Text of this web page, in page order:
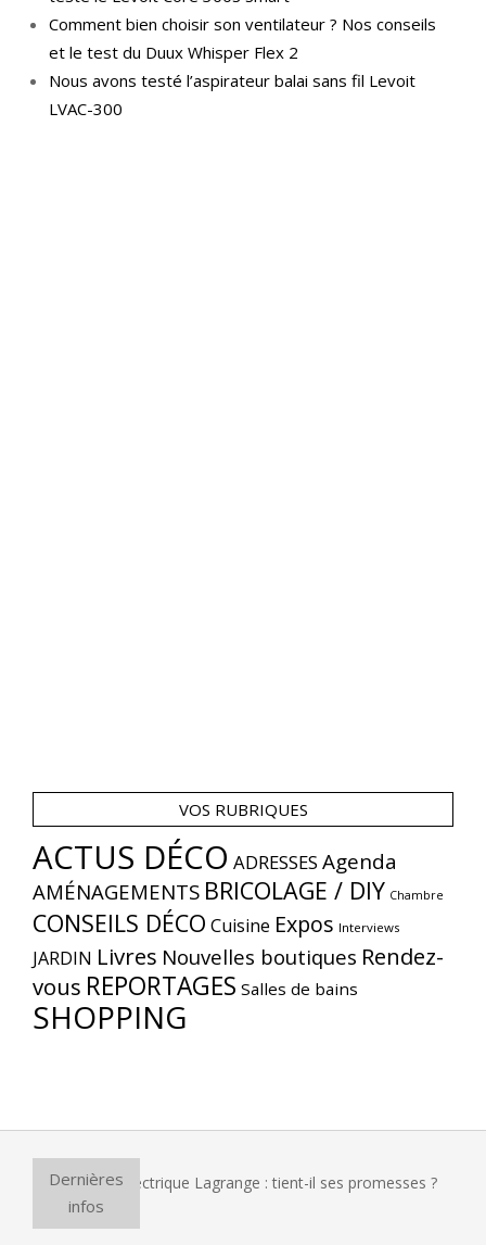
Comment bien choisir son ventilateur ? Nos conseils
et le test du Duux Whisper Flex 2
Nous avons testé l’aspirateur balai sans fil Levoit
LVAC-300
VOS RUBRIQUES
ACTUS DÉCO ADRESSES Agenda
AMÉNAGEMENTS BRICOLAGE / DIY Chambre
CONSEILS DÉCO Cuisine Expos Interviews
JARDIN Livres Nouvelles boutiques Rendez-
vous REPORTAGES Salles de bains
SHOPPING
Dernières
infos
à pizza électrique Lagrange : tient-il ses promesses ?